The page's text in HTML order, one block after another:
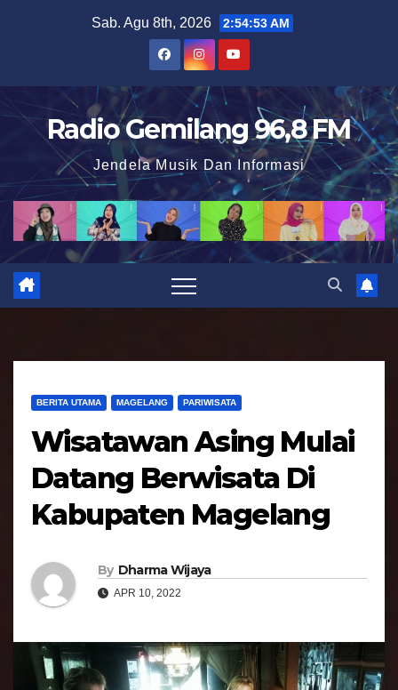
t
o
n
Sab. Agu 8th, 2026 2:54:54 AM
Radio Gemilang 96,8 FM
Jendela Musik Dan Informasi
BERITA UTAMA MAGELANG PARIWISATA
Wisatawan Asing Mulai
Datang Berwisata Di
Kabupaten Magelang
By Dharma Wijaya
APR 10, 2022